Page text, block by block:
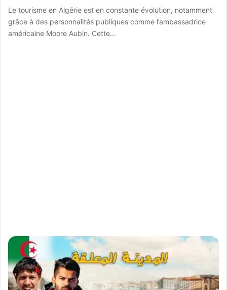
Le tourisme en Algérie est en constante évolution, notamment
grâce à des personnalités publiques comme l’ambassadrice
américaine Moore Aubin. Cette…